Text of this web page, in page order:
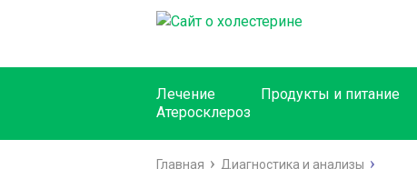
Лечение Продукты и питание
Атеросклероз
Главная Диагностика и анализы